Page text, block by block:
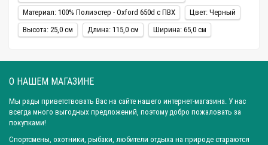
Материал: 100% Полиэстер - Oxford 650d c ПВХ
Цвет: Черный
Высота: 25,0 см
Длина: 115,0 см Ширина: 65,0 см
О НАШЕМ МАГАЗИНЕ
Мы рады приветствовать Вас на сайте нашего интернет-магазина. У нас
всегда много выгодных предложений, поэтому добро пожаловать за
покупками!
Спортсмены, охотники, рыбаки, любители отдыха на природе стараются